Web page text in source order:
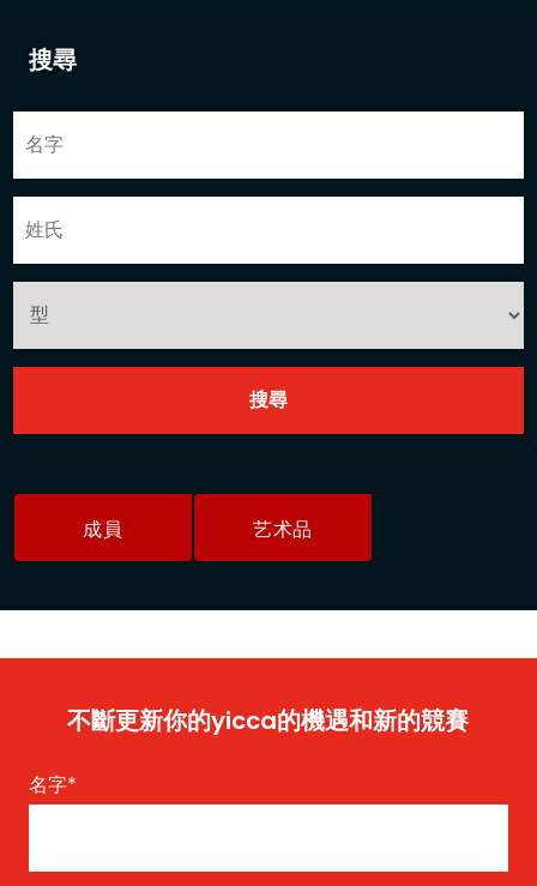
搜尋
成員 艺术品
不斷更新你的yicca的機遇和新的競賽
名字*